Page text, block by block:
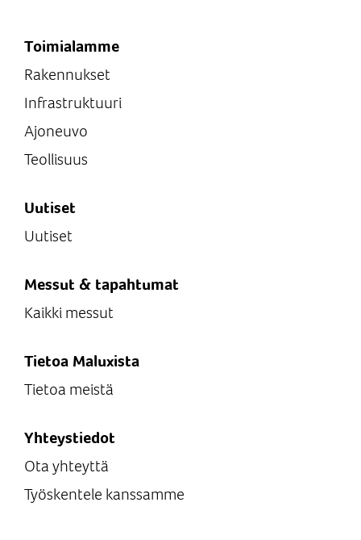
Toimialamme
Rakennukset
Infrastruktuuri
Ajoneuvo
Teollisuus
Uutiset
Uutiset
Messut & tapahtumat
Kaikki messut
Tietoa Maluxista
Tietoa meistä
Yhteystiedot
Ota yhteyttä
Työskentele kanssamme